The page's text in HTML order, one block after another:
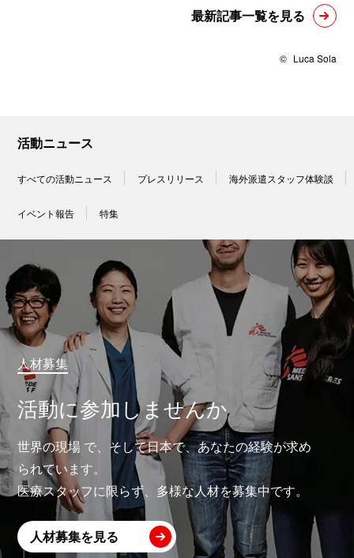
最新記事一覧を見る
© Luca Sola
活動ニュース
すべての活動ニュース プレスリリース 海外派遣スタッフ体験談
イベント報告 特集
人材募集
活動に参加しませんか
世界の現場 で、そして日本で、あなたの経験が求め
られています。
医療スタッフに限らず、多様な人材を募集中です。
人材募集を見る